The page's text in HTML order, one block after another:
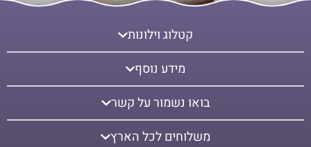
קטלוג וילונות
מידע נוסף
בואו נשמור על קשר
משלוחים לכל הארץ